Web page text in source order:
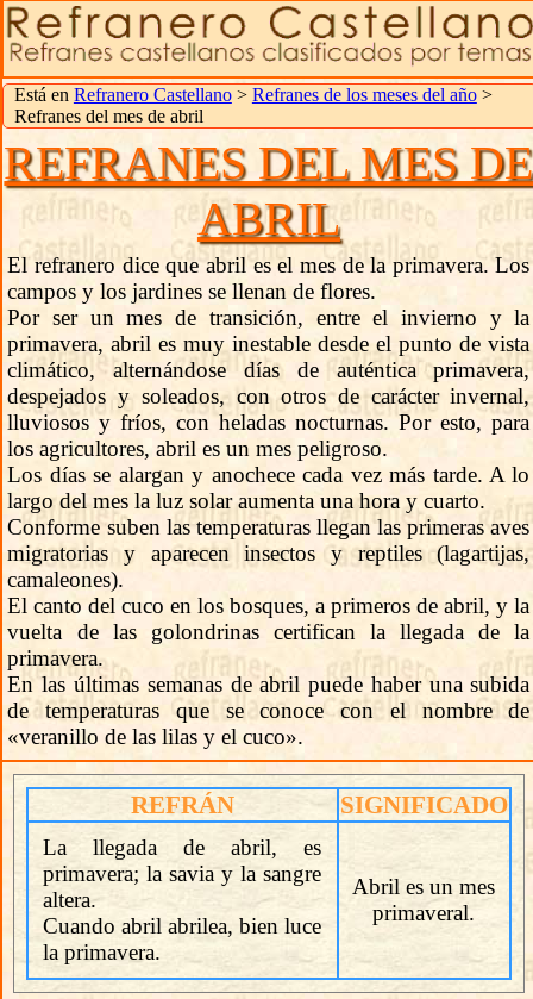
Está en Refranero Castellano> Refranes de los meses del año>
Refranes del mes de abril
REFRANES DEL MES DE
ABRIL
El refranero dice que abril es el mes de la primavera. Los
campos y los jardines se llenan de flores.
Por ser un mes de transición, entre el invierno y la
primavera, abril es muy inestable desde el punto de vista
climático, alternándose días de auténtica primavera,
despejados y soleados, con otros de carácter invernal,
lluviosos y fríos, con heladas nocturnas. Por esto, para
los agricultores, abril es un mes peligroso.
Los días se alargan y anochece cada vez más tarde. A lo
largo del mes la luz solar aumenta una hora y cuarto.
Conforme suben las temperaturas llegan las primeras aves
migratorias y aparecen insectos y reptiles (lagartijas,
camaleones).
El canto del cuco en los bosques, a primeros de abril, y la
vuelta de las golondrinas certifican la llegada de la
primavera.
En las últimas semanas de abril puede haber una subida
de temperaturas que se conoce con el nombre de
«veranillo de las lilas y el cuco».
REFRÁN SIGNIFICADO
La llegada de abril, es
primavera; la savia y la sangre
altera.
Cuando abril abrilea, bien luce
la primavera.
Abril es un mes
primaveral.